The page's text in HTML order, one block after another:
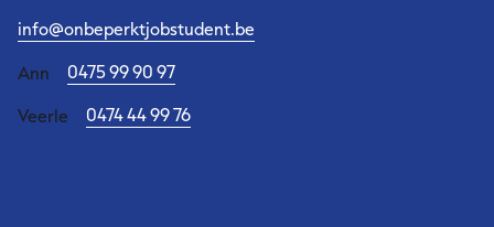
info@onbeperktjobstudent.be
Ann
0475 99 90 97
Veerle
0474 44 99 76